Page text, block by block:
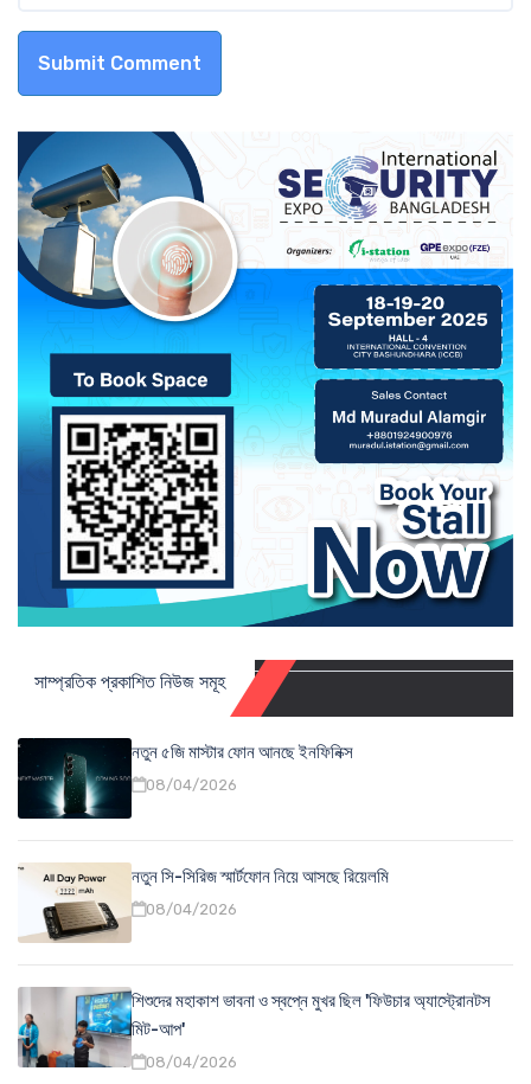
Submit Comment
সাম্প্রতিক প্রকাশিত নিউজ সমূহ
নতুন ৫জি মাস্টার ফোন আনছে ইনফিনিক্স
08/04/2026
নতুন সি-সিরিজ স্মার্টফোন নিয়ে আসছে রিয়েলমি
08/04/2026
শিশুদের মহাকাশ ভাবনা ও স্বপ্নে মুখর ছিল 'ফিউচার অ্যাস্ট্রোনটস
মিট-আপ'
08/04/2026